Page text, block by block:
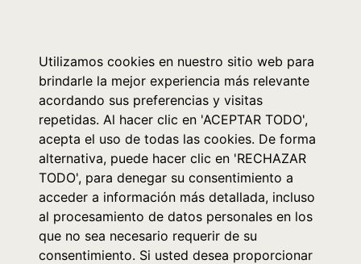
Utilizamos cookies en nuestro sitio web para
brindarle la mejor experiencia más relevante
acordando sus preferencias y visitas
repetidas. Al hacer clic en 'ACEPTAR TODO',
acepta el uso de todas las cookies. De forma
alternativa, puede hacer clic en 'RECHAZAR
TODO', para denegar su consentimiento a
acceder a información más detallada, incluso
al procesamiento de datos personales en los
que no sea necesario requerir de su
consentimiento. Si usted desea proporcionar